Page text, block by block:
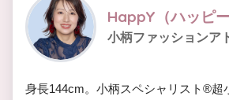
HappY（ハッピー
小柄ファッションア
身長144cm。小柄スペシャリスト®︎超